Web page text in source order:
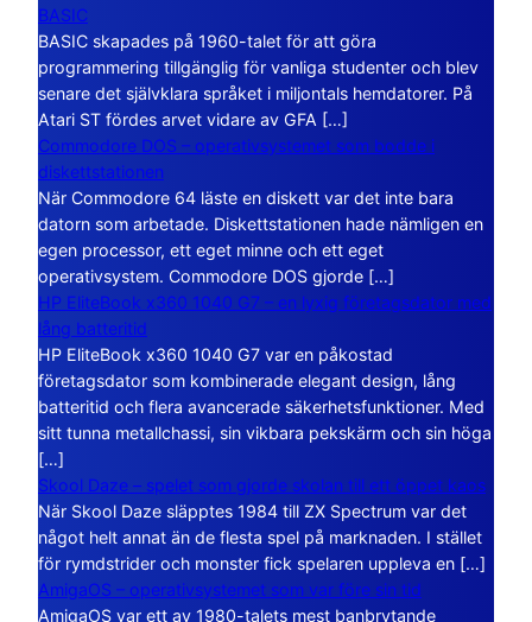
BASIC
BASIC skapades på 1960-talet för att göra
programmering tillgänglig för vanliga studenter och blev
senare det självklara språket i miljontals hemdatorer. På
Atari ST fördes arvet vidare av GFA […]
Commodore DOS – operativsystemet som bodde i
diskettstationen
När Commodore 64 läste en diskett var det inte bara
datorn som arbetade. Diskettstationen hade nämligen en
egen processor, ett eget minne och ett eget
operativsystem. Commodore DOS gjorde […]
HP EliteBook x360 1040 G7 – en lyxig företagsdator med
lång batteritid
HP EliteBook x360 1040 G7 var en påkostad
företagsdator som kombinerade elegant design, lång
batteritid och flera avancerade säkerhetsfunktioner. Med
sitt tunna metallchassi, sin vikbara pekskärm och sin höga
[…]
Skool Daze – spelet som gjorde skolan till ett öppet kaos
När Skool Daze släpptes 1984 till ZX Spectrum var det
något helt annat än de flesta spel på marknaden. I stället
för rymdstrider och monster fick spelaren uppleva en […]
AmigaOS – operativsystemet som var före sin tid
AmigaOS var ett av 1980-talets mest banbrytande